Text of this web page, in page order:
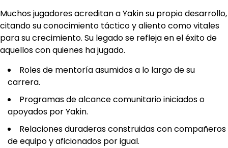
Muchos jugadores acreditan a Yakin su propio desarrollo,
citando su conocimiento táctico y aliento como vitales
para su crecimiento. Su legado se refleja en el éxito de
aquellos con quienes ha jugado.
Roles de mentoría asumidos a lo largo de su
carrera.
Programas de alcance comunitario iniciados o
apoyados por Yakin.
Relaciones duraderas construidas con compañeros
de equipo y aficionados por igual.